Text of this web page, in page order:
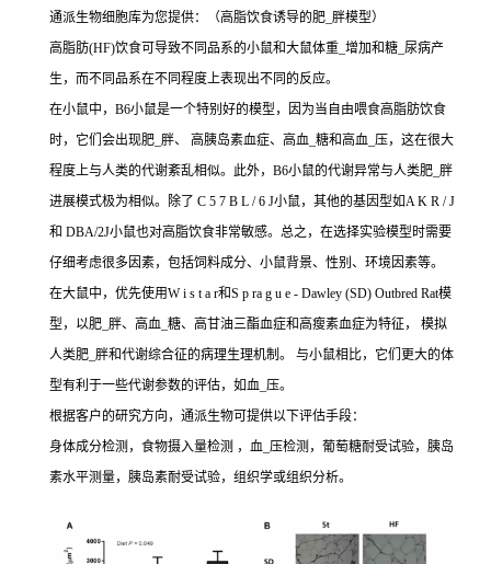
通派生物细胞库为您提供：（高脂饮食诱导的肥_胖模型）
高脂肪(HF)饮食可导致不同品系的小鼠和大鼠体重_增加和糖_尿病产
生，而不同品系在不同程度上表现出不同的反应。
在小鼠中，B6小鼠是一个特别好的模型，因为当自由喂食高脂肪饮食
时，它们会出现肥_胖、 高胰岛素血症、高血_糖和高血_压，这在很大
程度上与人类的代谢紊乱相似。此外，B6小鼠的代谢异常与人类肥_胖
进展模式极为相似。除了 C 5 7 B L / 6 J小鼠，其他的基因型如A K R / J
和 DBA/2J小鼠也对高脂饮食非常敏感。总之，在选择实验模型时需要
仔细考虑很多因素，包括饲料成分、小鼠背景、性别、环境因素等。
在大鼠中，优先使用W i s t a r和S p ra g u e - Dawley (SD) Outbred Rat模
型，以肥_胖、高血_糖、高甘油三酯血症和高瘦素血症为特征， 模拟
人类肥_胖和代谢综合征的病理生理机制。 与小鼠相比，它们更大的体
型有利于一些代谢参数的评估，如血_压。
根据客户的研究方向，通派生物可提供以下评估手段：
身体成分检测，食物摄入量检测 ，血_压检测，葡萄糖耐受试验，胰岛
素水平测量，胰岛素耐受试验，组织学或组织分析。